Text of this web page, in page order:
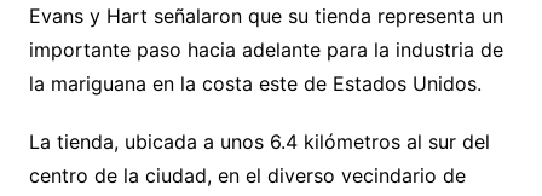
Evans y Hart señalaron que su tienda representa un
importante paso hacia adelante para la industria de
la mariguana en la costa este de Estados Unidos.
La tienda, ubicada a unos 6.4 kilómetros al sur del
centro de la ciudad, en el diverso vecindario de